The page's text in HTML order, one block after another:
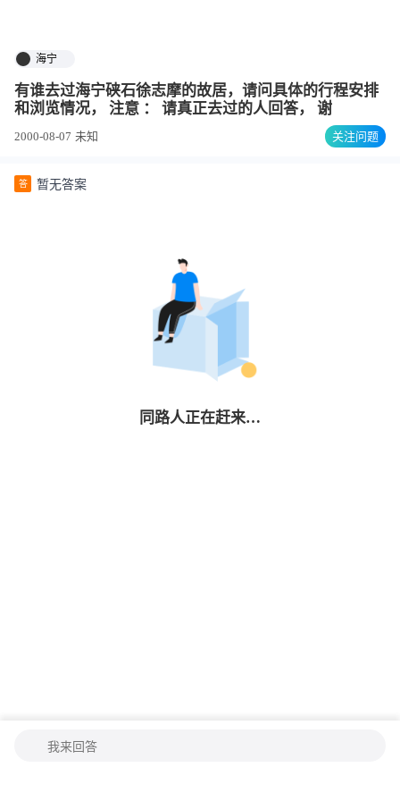
海宁
有谁去过海宁硖石徐志摩的故居，请问具体的行程安排
和浏览情况， 注意 ： 请真正去过的人回答， 谢
2000-08-07 未知 关注问题
答 暂无答案
同路人正在赶来…